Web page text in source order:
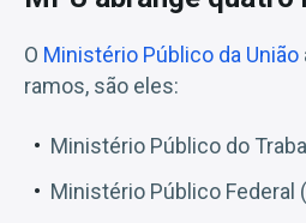
O Ministério Público da União
ramos, são eles:
Ministério Público do
Ministério Público Federal